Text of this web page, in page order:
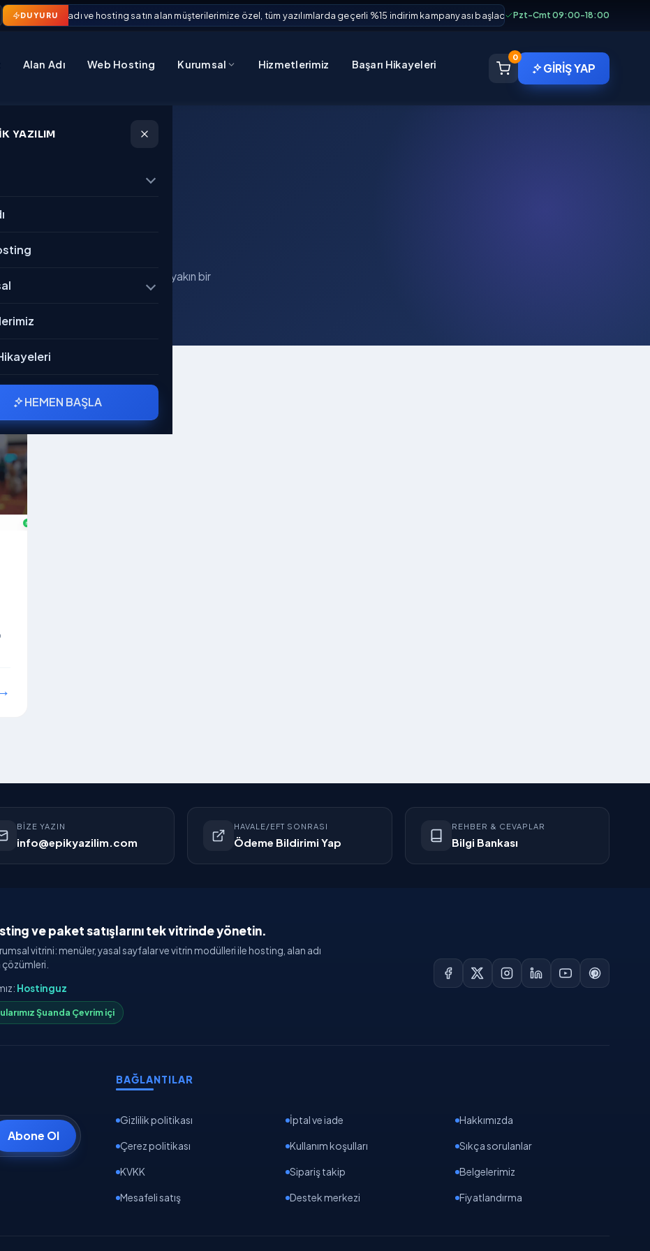
DUYURU
alan adı ve hosting satın alan müşterilerimize özel, tüm yazılımlarda geçerli %15 indirim kampanyası başladı! Hostinguz üzerinden alan adı ve
Pzt-Cmt 09:00-18:00
Alan Adı Web Hosting Kurumsal Hizmetlerimiz Başarı Hikayeleri
0
GİRİŞ YAP
YAZILIM
HEMEN BAŞLA
başarı öyküleri. Sektörünüze yakın bir
BIZE YAZIN
info@epikyazilim.com
HAVALE/EFT SONRASI
Ödeme Bildirimi Yap
REHBER & CEVAPLAR
Bilgi Bankası
ve paket satışlarını tek vitrinde yönetin.
vitrini: menüler, yasal sayfalar ve vitrin modülleri ile hosting, alan adı
çözümleri.
Hostinguz
Şuanda Çevrim içi
Abone Ol
BAĞLANTILAR
Gizlilik politikası
Çerez politikası
KVKK
Mesafeli satış
İptal ve iade
Kullanım koşulları
Sipariş takip
Destek merkezi
Hakkımızda
Sıkça sorulanlar
Belgelerimiz
Fiyatlandırma